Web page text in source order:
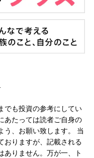
でも投資の参考にしてい
あたっては読者ご自身の
う、お願い致します。 当
おりますが、記載される
ありません。万が一、ト